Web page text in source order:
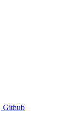
Github